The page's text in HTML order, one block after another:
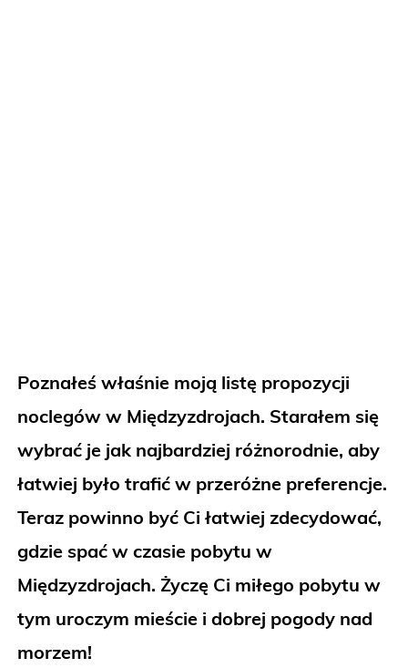
Poznałeś właśnie moją listę propozycji
noclegów w Międzyzdrojach. Starałem się
wybrać je jak najbardziej różnorodnie, aby
łatwiej było trafić w przeróżne preferencje.
Teraz powinno być Ci łatwiej zdecydować,
gdzie spać w czasie pobytu w
Międzyzdrojach. Życzę Ci miłego pobytu w
tym uroczym mieście i dobrej pogody nad
morzem!